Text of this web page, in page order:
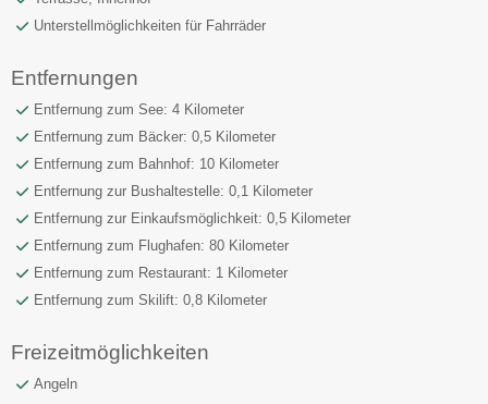
Unterstellmöglichkeiten für Fahrräder
Entfernungen
Entfernung zum See: 4 Kilometer
Entfernung zum Bäcker: 0,5 Kilometer
Entfernung zum Bahnhof: 10 Kilometer
Entfernung zur Bushaltestelle: 0,1 Kilometer
Entfernung zur Einkaufsmöglichkeit: 0,5 Kilometer
Entfernung zum Flughafen: 80 Kilometer
Entfernung zum Restaurant: 1 Kilometer
Entfernung zum Skilift: 0,8 Kilometer
Freizeitmöglichkeiten
Angeln